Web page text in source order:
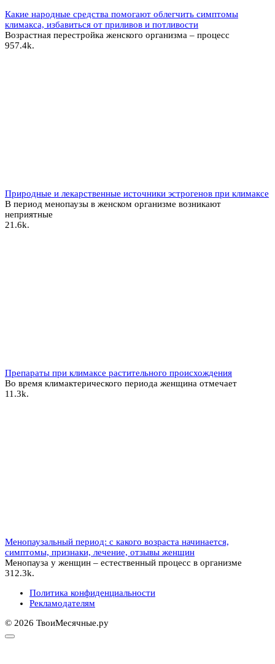
Какие народные средства помогают облегчить симптомы
климакса, избавиться от приливов и потливости
Возрастная перестройка женского организма – процесс
957.4k.
Природные и лекарственные источники эстрогенов при климаксе
В период менопаузы в женском организме возникают
неприятные
21.6k.
Препараты при климаксе растительного происхождения
Во время климактерического периода женщина отмечает
11.3k.
Менопаузальный период: с какого возраста начинается,
симптомы, признаки, лечение, отзывы женщин
Менопауза у женщин – естественный процесс в организме
312.3k.
Политика конфиденциальности
Рекламодателям
© 2026 ТвоиМесячные.ру